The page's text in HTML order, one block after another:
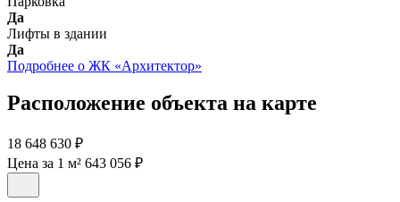
Да
Лифты в здании
Да
Подробнее о ЖК «Архитектор»
Расположение объекта на карте
18 648 630 ₽
Цена за 1 м² 643 056 ₽